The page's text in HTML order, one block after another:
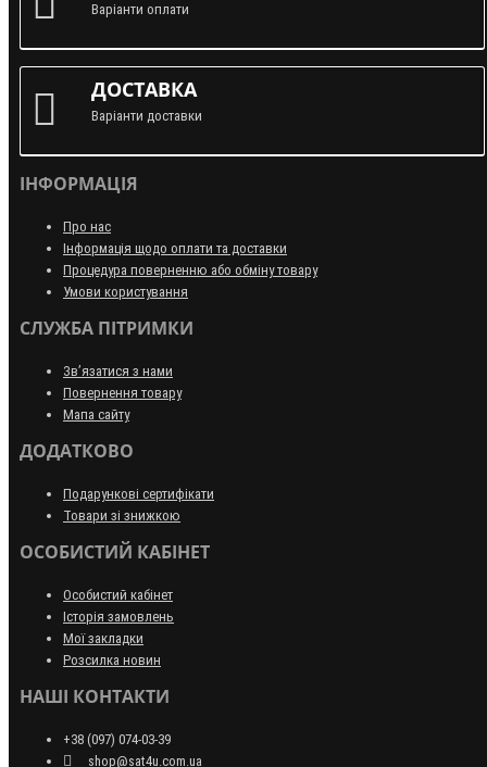
Варіанти оплати
ДОСТАВКА
Варіанти доставки
ІНФОРМАЦІЯ
Про нас
Інформація щодо оплати та доставки
Процедура поверненню або обміну товару
Умови користування
СЛУЖБА ПІТРИМКИ
Зв’язатися з нами
Повернення товару
Мапа сайту
ДОДАТКОВО
Подарункові сертифікати
Товари зі знижкою
ОСОБИСТИЙ КАБІНЕТ
Особистий кабінет
Історія замовлень
Мої закладки
Розсилка новин
НАШІ КОНТАКТИ
+38 (097) 074-03-39
shop@sat4u.com.ua